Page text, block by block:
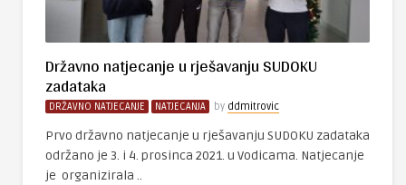
Državno natjecanje u rješavanju SUDOKU
zadataka
DRŽAVNO NATJECANJE NATJECANJA by ddmitrovic
Prvo državno natjecanje u rješavanju SUDOKU zadataka
održano je 3. i 4. prosinca 2021. u Vodicama. Natjecanje
je organizirala ..